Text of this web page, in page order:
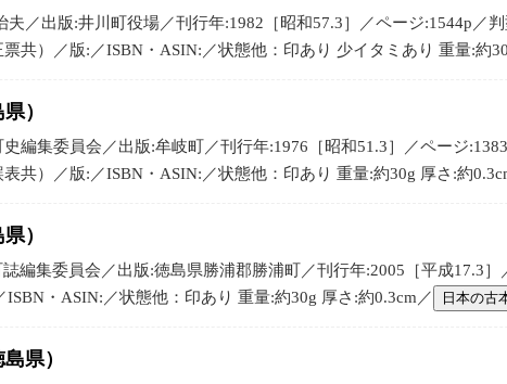
夫／出版:井川町役場／刊行年:1982［昭和57.3］／ページ:1544p／
共）／版:／ISBN・ASIN:／状態他：印あり 少イタミあり 重量:約
）
編集委員会／出版:牟岐町／刊行年:1976［昭和51.3］／ページ
共）／版:／ISBN・ASIN:／状態他：印あり 重量:約30g 厚さ:約
）
編集委員会／出版:徳島県勝浦郡勝浦町／刊行年:2005［平成17.3］
ISBN・ASIN:／状態他：印あり 重量:約30g 厚さ:約0.3cm／
日本の古
県）